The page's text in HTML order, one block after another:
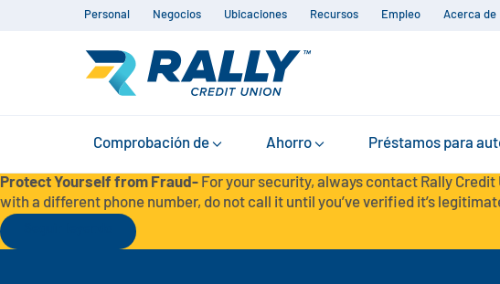
Personal Negocios Ubicaciones Recursos Empleo Acerca de
Comprobación de Ahorro Préstamos para
Protect Yourself from Fraud- For your security, always contact Rally
with a different phone number, do not call it until you’ve verified it’s